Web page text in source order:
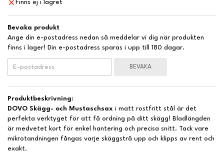
Finns ej i lagret
Bevaka produkt
Ange din e-postadress nedan så meddelar vi dig när produkten
finns i lager! Din e-postadress sparas i upp till 180 dagar.
BEVAKA
Produktbeskrivning:
DOVO Skägg- och Mustaschsax i matt rostfritt stål är det
perfekta verktyget för att få ordning på ditt skägg! Bladlängden
är medvetet kort för enkel hantering och precisa snitt. Tack vare
mikrotandningen fångas varje skäggstrå upp och klipps av rent och
exakt.